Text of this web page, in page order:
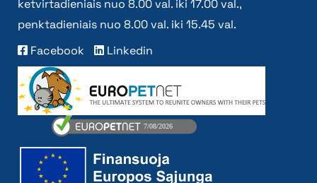
ketvirtadieniais nuo 8.00 val. iki 17.00 val.,
penktadieniais nuo 8.00 val. iki 15.45 val.
Facebook
Linkedin